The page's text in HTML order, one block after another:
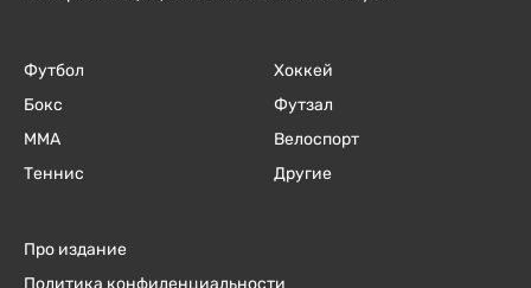
Футбол
Бокс
ММА
Теннис
Хоккей
Футзал
Велоспорт
Другие
Про издание
Политика конфиденциальности